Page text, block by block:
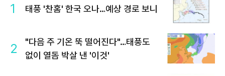
1 태풍 '찬홈' 한국 오나…예상 경로 보니
2
"다음 주 기온 뚝 떨어진다"…태풍도
없이 열돔 박살 낸 '이것'